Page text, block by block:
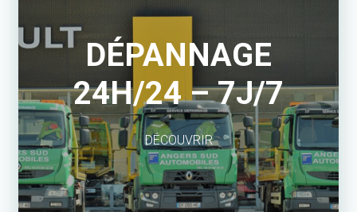
DÉPANNAGE
24H/24 – 7J/7
DÉCOUVRIR